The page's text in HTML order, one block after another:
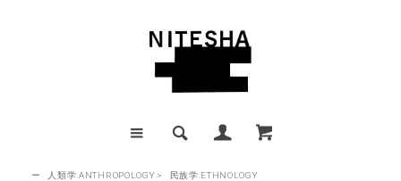
ー 人類学 ANTHROPOLOGY > 民族学 ETHNOLOGY